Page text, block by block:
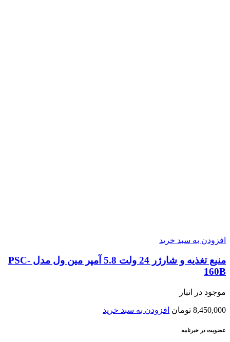
افزودن به سبد خرید
منبع تغذیه و شارژر 24 ولت 5.8 آمپر مین ول مدل PSC-
160B
موجود در انبار
8,450,000 تومان افزودن به سبد خرید
عضویت در خبرنامه